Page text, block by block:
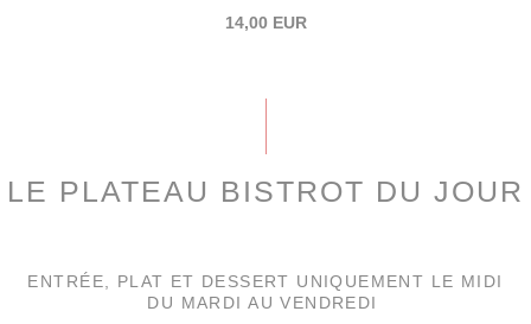
14,00 EUR
LE PLATEAU BISTROT DU JOUR
ENTRÉE, PLAT ET DESSERT UNIQUEMENT LE MIDI
DU MARDI AU VENDREDI